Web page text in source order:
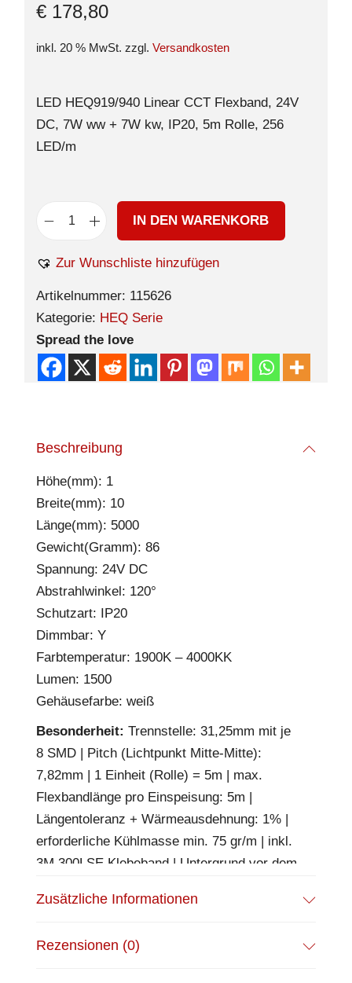
€ 178,80
inkl. 20 % MwSt. zzgl. Versandkosten
LED HEQ919/940 Linear CCT Flexband, 24V
DC, 7W ww + 7W kw, IP20, 5m Rolle, 256
LED/m
IN DEN WARENKORB
Zur Wunschliste hinzufügen
Artikelnummer: 115626
Kategorie: HEQ Serie
Spread the love
Beschreibung
Höhe(mm): 1
Breite(mm): 10
Länge(mm): 5000
Gewicht(Gramm): 86
Spannung: 24V DC
Abstrahlwinkel: 120°
Schutzart: IP20
Dimmbar: Y
Farbtemperatur: 1900K – 4000KK
Lumen: 1500
Gehäusefarbe: weiß
Besonderheit: Trennstelle: 31,25mm mit je
8 SMD | Pitch (Lichtpunkt Mitte-Mitte):
7,82mm | 1 Einheit (Rolle) = 5m | max.
Flexbandlänge pro Einspeisung: 5m |
Längentoleranz + Wärmeausdehnung: 1% |
erforderliche Kühlmasse min. 75 gr/m | inkl.
3M 300LSE Klebeband | Untergrund vor dem
wieder ablösen! | Es passen die Verbinder
Anschlusskabel einseitig
Zusätzliche Informationen
Rezensionen (0)